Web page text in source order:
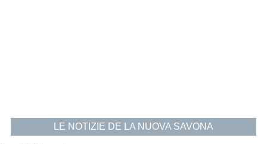
LE NOTIZIE DE LA NUOVA SAVONA